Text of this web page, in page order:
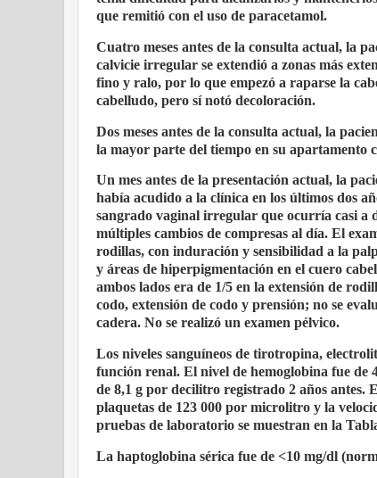
que remitió con el uso de paracetamol.
Cuatro meses antes de la consulta actual, la
calvicie irregular se extendió a zonas más
fino y ralo, por lo que empezó a raparse la
cabelludo, pero sí notó decoloración.
Dos meses antes de la consulta actual, la
la mayor parte del tiempo en su apartamento
Un mes antes de la presentación actual, la
había acudido a la clínica en los últimos dos
sangrado vaginal irregular que ocurría casi a
múltiples cambios de compresas al día. El
rodillas, con induración y sensibilidad a la
y áreas de hiperpigmentación en el cuero
ambos lados era de 1/5 en la extensión de
codo, extensión de codo y prensión; no se
cadera. No se realizó un examen pélvico.
Los niveles sanguíneos de tirotropina,
función renal. El nivel de hemoglobina fue de
de 8,1 g por decilitro registrado 2 años antes.
plaquetas de 123 000 por microlitro y la
pruebas de laboratorio se muestran en la
La haptoglobina sérica fue de <10 mg/dl